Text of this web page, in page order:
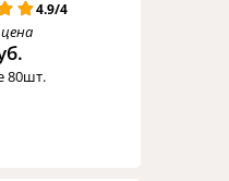
4.9/4
80шт.